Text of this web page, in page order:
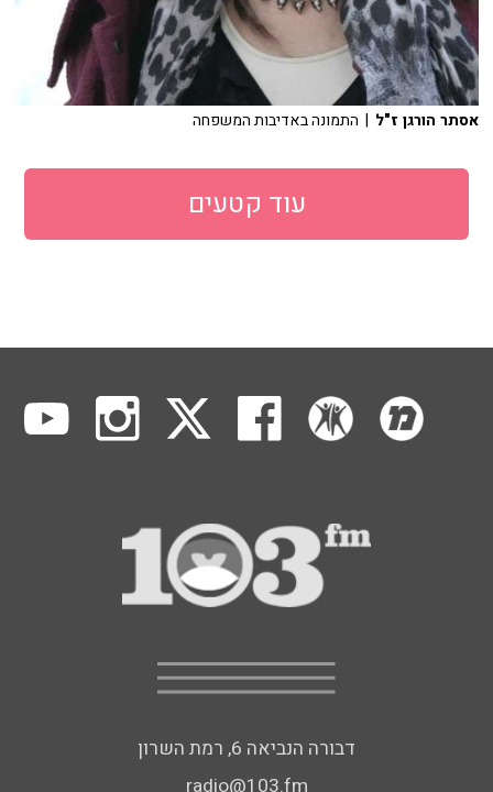
אסתר הורגן ז"ל | התמונה באדיבות המשפחה
עוד קטעים
דבורה הנביאה 6, רמת השרון
radio@103.fm